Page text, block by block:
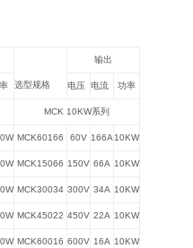
选型规格
输出
电压 电流 功率
MCK 10KW系列
MCK60166 60V 166A 10KW
MCK15066 150V 66A 10KW
MCK30034 300V 34A 10KW
MCK45022 450V 22A 10KW
MCK60016 600V 16A 10KW